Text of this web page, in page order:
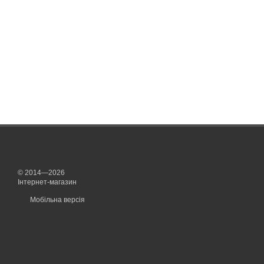
© 2014—2026
Інтернет-магазин
Мобільна версія